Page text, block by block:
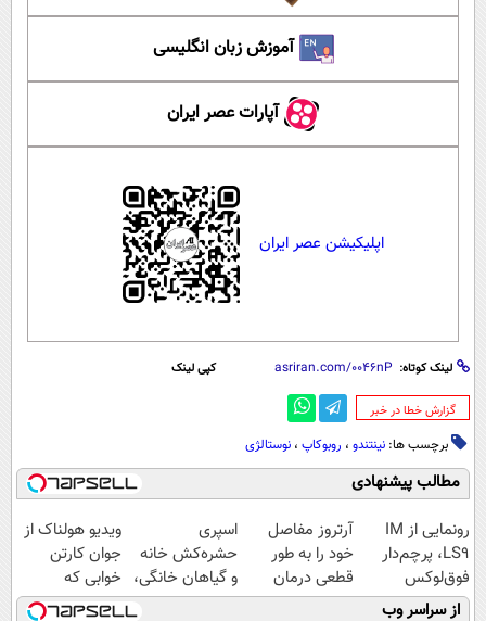
آموزش زبان انگلیسی
آپارات عصر ایران
اپلیکیشن عصر ایران
لینک کوتاه: کپی لینک
‌گزارش خطا در خبر
برچسب ها: نینتندو ، روبوکاپ ، نوستالژی
مطالب پیشنهادی
رونمایی از IM
LS9، پرچم‌دار
فوق‌لوکس
EREV وارد بازار
آرتروز مفاصل
خود را به طور
قطعی درمان
کنید!
اسپری
حشره‌کش خانه
و گیاهان خانگی،
نابودکننده انواع
ویدیو هولناک از
جوان کارتن
خوابی که
میلیاردر شد.
از سراسر وب